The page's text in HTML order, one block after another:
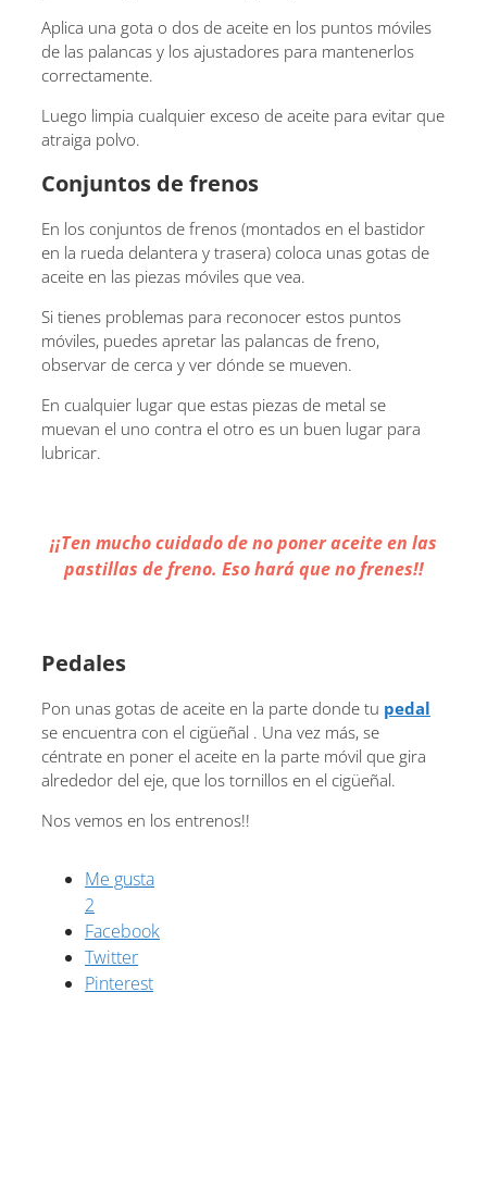
Aplica una gota o dos de aceite en los puntos móviles
de las palancas y los ajustadores para mantenerlos
correctamente.
Luego limpia cualquier exceso de aceite para evitar que
atraiga polvo.
Conjuntos de frenos
En los conjuntos de frenos (montados en el bastidor
en la rueda delantera y trasera) coloca unas gotas de
aceite en las piezas móviles que vea.
Si tienes problemas para reconocer estos puntos
móviles, puedes apretar las palancas de freno,
observar de cerca y ver dónde se mueven.
En cualquier lugar que estas piezas de metal se
muevan el uno contra el otro es un buen lugar para
lubricar.
¡¡Ten mucho cuidado de no poner aceite en las
pastillas de freno. Eso hará que no frenes!!
Pedales
Pon unas gotas de aceite en la parte donde tu pedal
se encuentra con el cigüeñal . Una vez más, se
céntrate en poner el aceite en la parte móvil que gira
alrededor del eje, que los tornillos en el cigüeñal.
Nos vemos en los entrenos!!
Me gusta
2
Facebook
Twitter
Pinterest